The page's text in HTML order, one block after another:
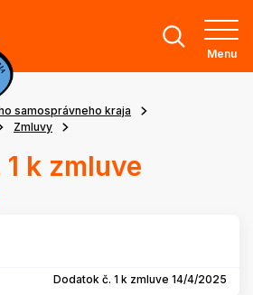
Menu
samosprávneho kraja
Zmluvy
k zmluve
Dodatok č. 1 k zmluve 14/4/2025